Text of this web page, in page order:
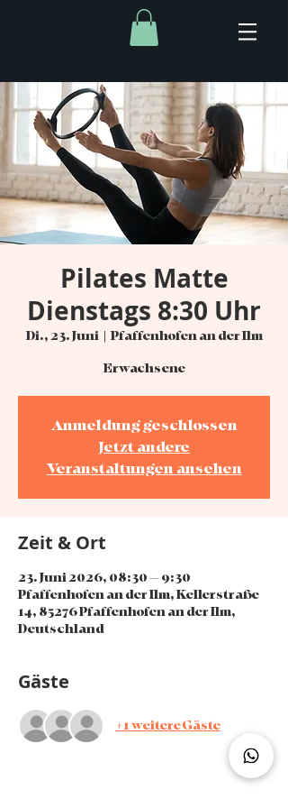
Pilates Matte
Dienstags 8:30 Uhr
Di., 23. Juni
  |
Pfaffenhofen an der Ilm
Erwachsene
Anmeldung geschlossen
Jetzt andere
Veranstaltungen ansehen
Zeit & Ort
23. Juni 2026, 08:30 – 9:30
Pfaffenhofen an der Ilm, Kellerstraße
14, 85276 Pfaffenhofen an der Ilm,
Deutschland
Gäste
+1 weitere Gäste